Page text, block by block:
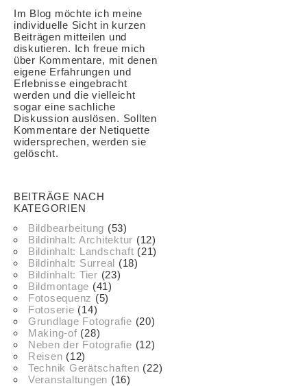
Im Blog möchte ich meine
individuelle Sicht in kurzen
Beiträgen mitteilen und
diskutieren. Ich freue mich
über Kommentare, mit denen
eigene Erfahrungen und
Erlebnisse eingebracht
werden und die vielleicht
sogar eine sachliche
Diskussion auslösen. Sollten
Kommentare der Netiquette
widersprechen, werden sie
gelöscht.
BEITRÄGE NACH
KATEGORIEN
Bildbearbeitung (53)
Bildinhalt: Architektur (12)
Bildinhalt: Landschaft (21)
Bildinhalt: Surreal (18)
Bildinhalt: Tier (23)
Bildmontage (41)
Fotosequenz (5)
Fotoserie (14)
Grundlage Fotografie (20)
Making-of (28)
Neben der Fotografie (12)
Reisen (12)
Technik Gerätschaften (22)
Veranstaltungen (16)